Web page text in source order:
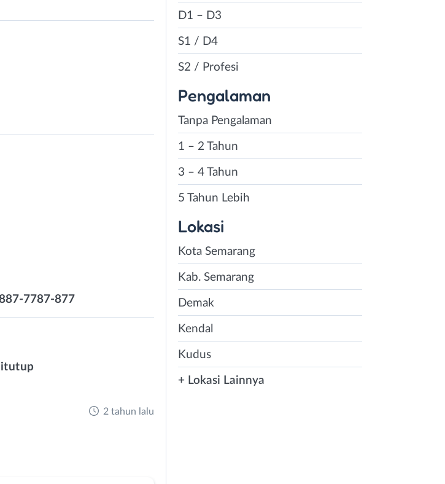
7787-877
2 tahun lalu
D1 – D3
S1 / D4
S2 / Profesi
Pengalaman
Tanpa Pengalaman
1 – 2 Tahun
3 – 4 Tahun
5 Tahun Lebih
Lokasi
Kota Semarang
Kab. Semarang
Demak
Kendal
Kudus
+ Lokasi Lainnya